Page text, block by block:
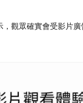
觀眾確實會受影片